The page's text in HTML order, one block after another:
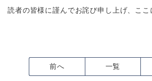
読者の皆様に謹んでお詫び申し上げ、ここ
前へ 一覧